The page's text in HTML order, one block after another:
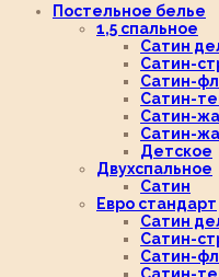
Постельное белье
1,5 спальное
Сатин
Сатин-
Сатин-
Сатин-
Сатин-
Сатин-
Детское
Двухспальное
Сатин
Евро стандарт
Сатин
Сатин-
Сатин-
Сатин-